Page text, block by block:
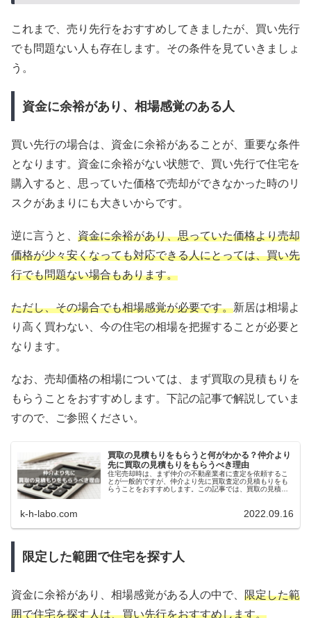
これまで、売り先行をおすすめしてきましたが、買い先行
でも問題ない人も存在します。その条件を見ていきましょ
う。
資金に余裕があり、相場感覚のある人
買い先行の場合は、資金に余裕があることが、重要な条件
となります。資金に余裕がない状態で、買い先行で住宅を
購入すると、思っていた価格で売却ができなかった時のリ
スクがあまりにも大きいからです。
逆に言うと、 資金に余裕があり、思っていた価格より売却
価格が少々安くなっても対応できる人にとっては、買い先
行でも問題ない場合もあります。
ただし、その場合でも相場感覚が必要です。新居は相場よ
り高く買わない、今の住宅の相場を把握することが必要と
なります。
なお、売却価格の相場については、まず買取の見積もりを
もらうことをおすすめします。下記の記事で解説していま
すので、ご参照ください。
買取の見積もりをもらうと何がわかる？仲介より
先に買取の見積もりをもらうべき理由
住宅売却時は、まず仲介の不動産業者に査定を依頼するこ
とが一般的ですが、仲介より先に買取査定の見積もりをも
らうことをおすすめします。この記事では、買取の見積も
k-h-labo.com 2022.09.16
限定した範囲で住宅を探す人
資金に余裕があり、相場感覚がある人の中で、 限定した範
囲で住宅を探す人は、買い先行をおすすめします。